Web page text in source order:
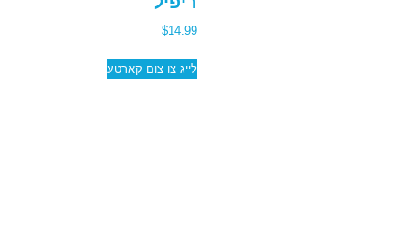
$14.99
לייג צו צום קארטע